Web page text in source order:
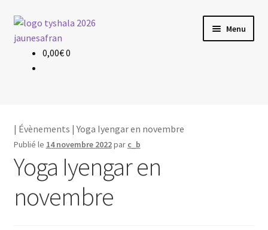
Aller
à
navigation
Aller
au
contenu
Menu
Évènements
Les profs
Le yoga
0,00€0
| Évènements | Yoga Iyengar en novembre
Publié le 14 novembre 2022par c_b
Yoga Iyengar en
novembre